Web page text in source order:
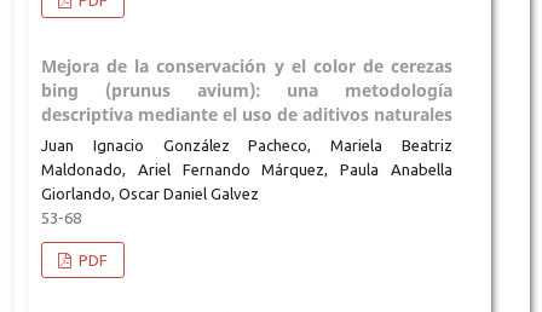
Mejora de la conservación y el color de cerezas
bing (prunus avium): una metodología
descriptiva mediante el uso de aditivos naturales
Juan Ignacio González Pacheco, Mariela Beatriz
Maldonado, Ariel Fernando Márquez, Paula Anabella
Giorlando, Oscar Daniel Galvez
53-68
PDF